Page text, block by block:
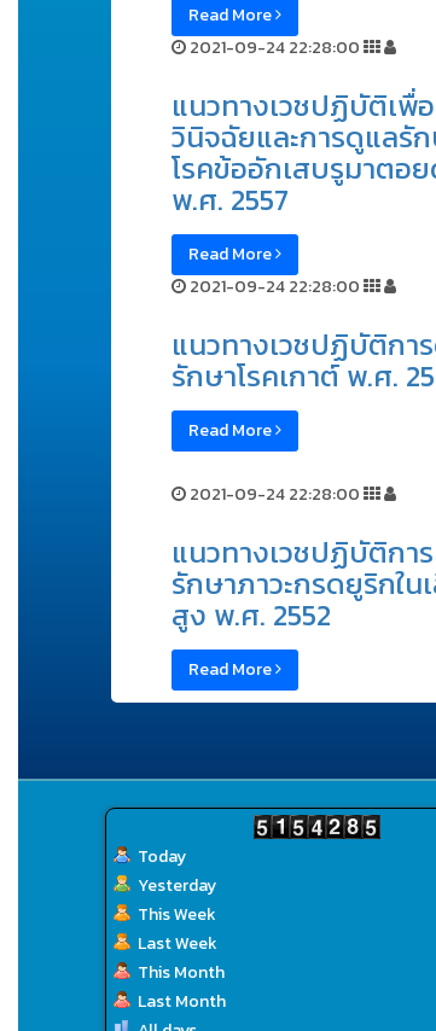
Read More
2021-09-24 22:28:00
แนวทางเวชปฏิบัติเพื่
วินิจฉัยและการดูแลรั
โรคข้ออักเสบรูมาตอ
พ.ศ. 2557
Read More
2021-09-24 22:28:00
แนวทางเวชปฏิบัติกา
รักษาโรคเกาต์ พ.ศ.
Read More
2021-09-24 22:28:00
แนวทางเวชปฏิบัติการ
รักษาภาวะกรดยูริกใน
สูง พ.ศ. 2552
Read More
Today
Yesterday
This Week
Last Week
This Month
Last Month